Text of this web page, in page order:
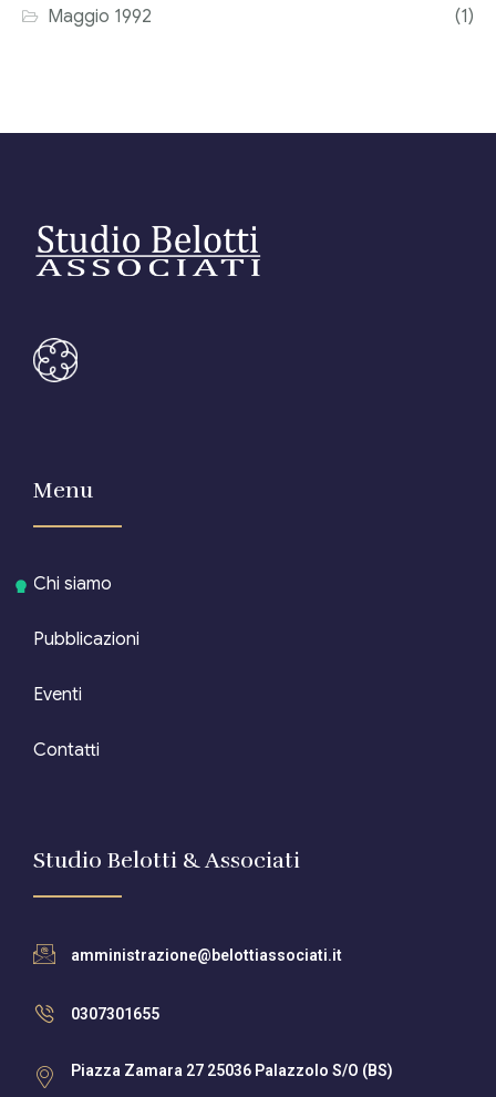
Maggio 1992 (1)
Menu
Chi siamo
Pubblicazioni
Eventi
Contatti
Studio Belotti & Associati
amministrazione@belottiassociati.it
0307301655
Piazza Zamara 27 25036 Palazzolo S/O (BS)